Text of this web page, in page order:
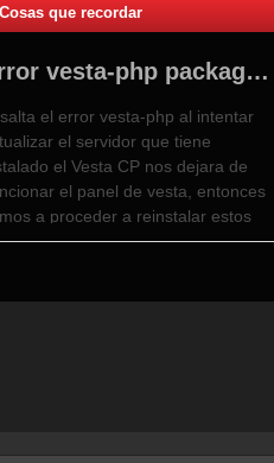
Cosas que recordar
Error vesta-php package 2.13 GLIBC
el error vesta-php al intentar
el servidor que tiene
el Vesta CP nos dejara de
el panel de vesta, entonces
a proceder a reinstalar estos
paquetes apt-get update && apt-